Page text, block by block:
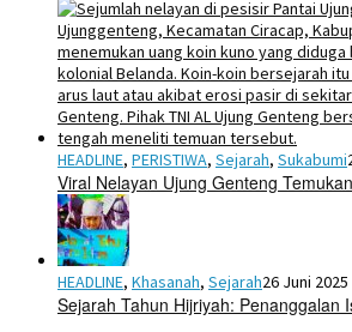
HEADLINE, PERISTIWA, Sejarah, Sukabumi
Viral Nelayan Ujung Genteng
HEADLINE, Khasanah, Sejarah26 Juni 2025
Sejarah Tahun Hijriyah: Penanggalan